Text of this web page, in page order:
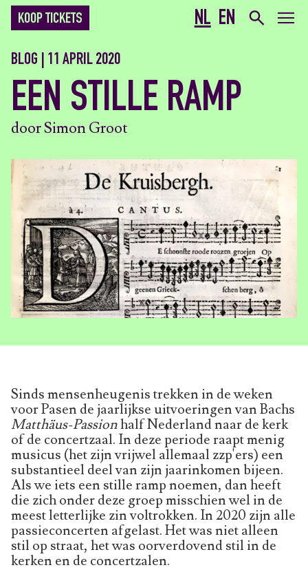
NL EN
KOOP TICKETS
BLOG | 11 APRIL 2020
EEN STILLE RAMP
door Simon Groot
Sinds mensenheugenis trekken in de weken
voor Pasen de jaarlijkse uitvoeringen van Bachs
Matthäus-Passionhalf Nederland naar de kerk
of de concertzaal. In deze periode raapt menig
musicus (het zijn vrijwel allemaal zzp'ers) een
substantieel deel van zijn jaarinkomen bijeen.
Als we iets een stille ramp noemen, dan heeft
die zich onder deze groep misschien wel in de
meest letterlijke zin voltrokken. In 2020 zijn alle
passieconcerten afgelast. Het was niet alleen
stil op straat, het was oorverdovend stil in de
kerken en de concertzalen.